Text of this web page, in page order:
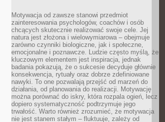
Motywacja od zawsze stanowi przedmiot
zainteresowania psychologów, coachów i osób
chcących skutecznie realizować swoje cele. Jej
natura jest złożona i wielowymiarowa – obejmuje
zarówno czynniki biologiczne, jak i społeczne,
emocjonalne i poznawcze. Ludzie często myślą, że
kluczowym elementem jest inspiracja, jednak
badania pokazują, że o sukcesie decyduje głównie
konsekwencja, rytuały oraz dobrze zdefiniowane
nawyki. To one pozwalają przejść od marzeń do
działania, od planowania do realizacji. Motywację
można porównać do iskry, która rozpala ogień, lecz
dopiero systematyczność podtrzymuje jego
trwałość. Warto również zrozumieć, że motywacja
nie jest stanem stałym – fluktuuje, zależy od